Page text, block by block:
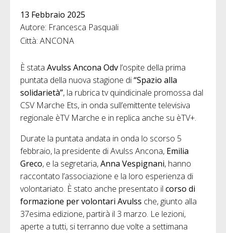
13 Febbraio 2025
Autore: Francesca Pasquali
Città: ANCONA
È stata Avulss Ancona Odv l’ospite della prima
puntata della nuova stagione di“Spazio alla
solidarietà”, la rubrica tv quindicinale promossa dal
CSV Marche Ets, in onda sull’emittente televisiva
regionale èTV Marche e in replica anche su èTV+.
Durate la puntata andata in onda lo scorso 5
febbraio, la presidente di Avulss Ancona, Emilia
Greco, e la segretaria,Anna Vespignani, hanno
raccontato l’associazione e la loro esperienza di
volontariato. È stato anche presentato il corso di
formazione per volontari Avulss che, giunto alla
37esima edizione, partirà il 3 marzo. Le lezioni,
aperte a tutti, si terranno due volte a settimana